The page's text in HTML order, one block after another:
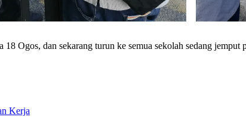
Ogos, dan sekarang turun ke semua sekolah sedang jemput
Kerja